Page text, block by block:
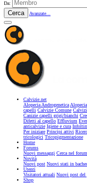
Da:
Cerca Avanzate...
Calvizie.net
Alopecia Androgenetica
capelli Calvizie Comune
Canizie capelli grigi/bianchi
Difetti al capello Effluvium
anticalvizie Igiene e cura
Per iniziare Principi attivi
tricologici Tricopigmentazione
Home
Forums
Nuovi messaggi Cerca nel forum
Novità
Nuovi post Nuovi stati in
Utenti
Visitatori attuali Nuovi post del
Shop